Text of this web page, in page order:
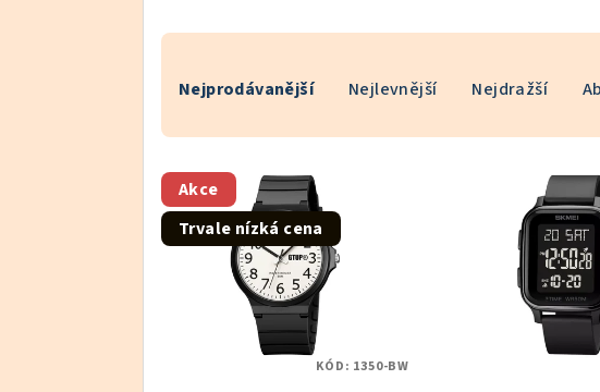
a
z
e
n
Nejprodávanější Nejlevnější Nejdražší
V
ý
p
Akce
Trvale nízká cena
KÓD: 1350-BW